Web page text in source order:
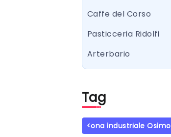
Caffe del Corso
Pasticceria Ridolfi
Arterbario
Tag
<ona industriale Osimo